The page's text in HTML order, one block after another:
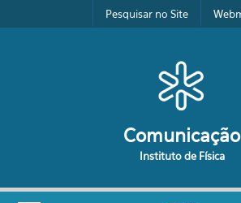
Pular para o conteúdo principalPesquisar no Site
Comunicação
Instituto de Física